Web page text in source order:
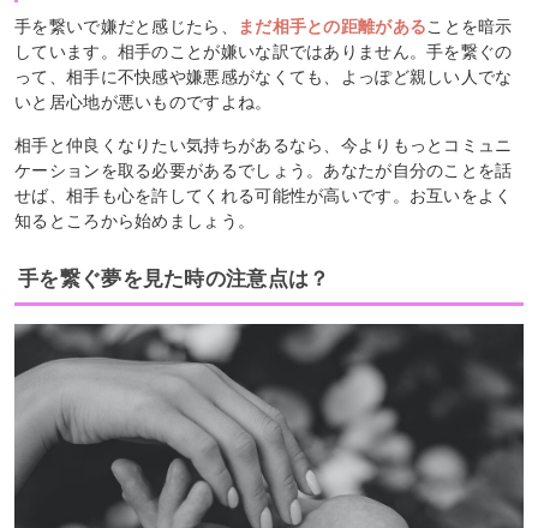
手を繋いで嫌だと感じたら、 まだ相手との距離があることを暗示
しています。相手のことが嫌いな訳ではありません。手を繋ぐの
って、相手に不快感や嫌悪感がなくても、よっぽど親しい人でな
いと居心地が悪いものですよね。
相手と仲良くなりたい気持ちがあるなら、今よりもっとコミュニ
ケーションを取る必要があるでしょう。あなたが自分のことを話
せば、相手も心を許してくれる可能性が高いです。お互いをよく
知るところから始めましょう。
手を繋ぐ夢を見た時の注意点は？